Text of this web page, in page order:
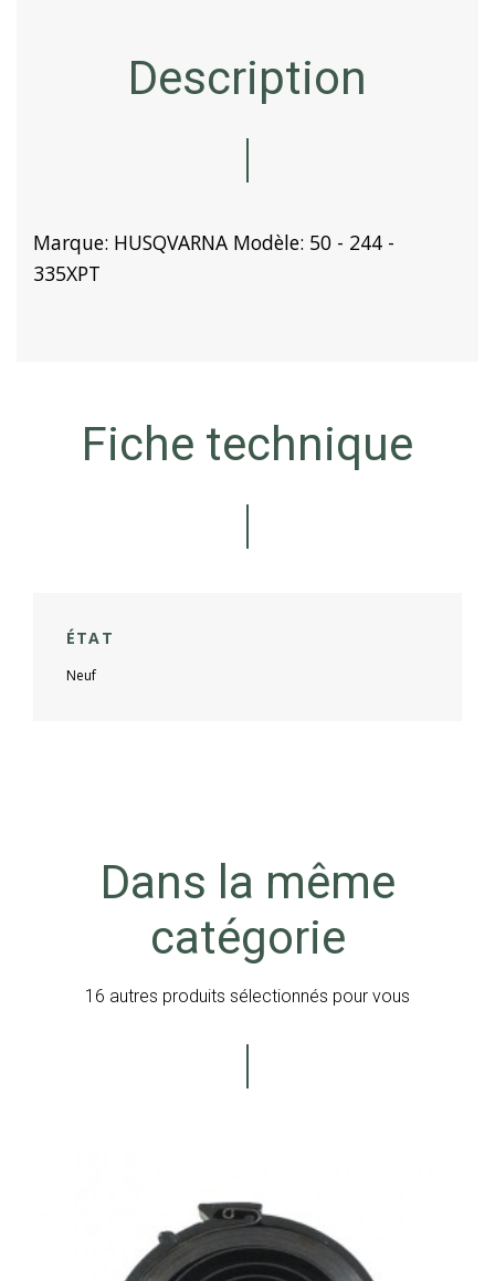
Description
Marque: HUSQVARNA Modèle: 50 - 244 -
335XPT
Fiche technique
ÉTAT
Neuf
Dans la même
catégorie
16 autres produits sélectionnés pour vous